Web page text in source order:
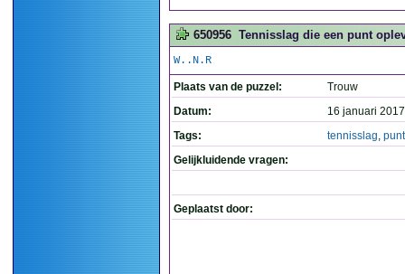
650956 Tennisslag die een punt
W..N.R
Plaats van de puzzel:
Trouw
Datum:
16 januari
Tags:
tennisslag, punt
Gelijkluidende vragen:
Geplaatst door: